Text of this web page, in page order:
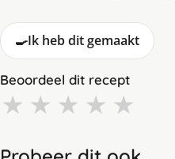
🍳Ik heb dit gemaakt
Beoordeel dit recept
★ ★ ★ ★ ★